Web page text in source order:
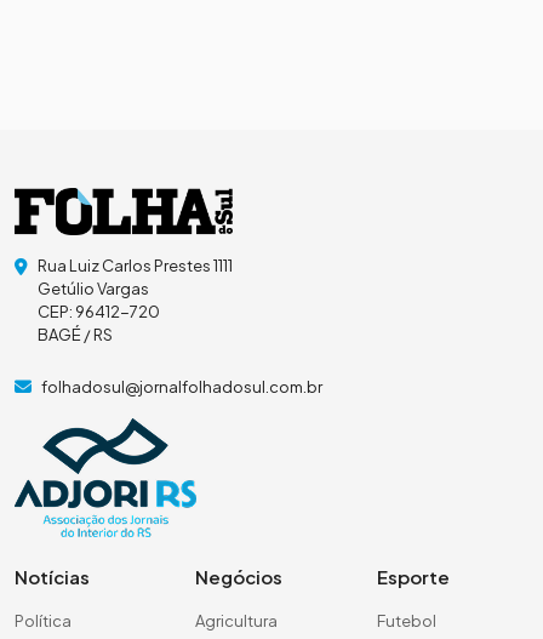
Rua Luiz Carlos Prestes 1111
Getúlio Vargas
CEP: 96412-720
BAGÉ / RS
folhadosul@jornalfolhadosul.com.br
Notícias
Política
Negócios
Agricultura
Esporte
Futebol